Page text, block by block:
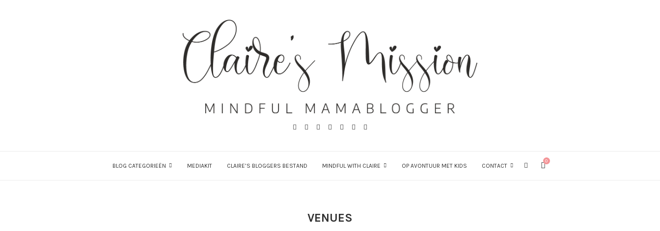
BLOG CATEGORIEËN MEDIAKIT CLAIRE’S BLOGGERS BESTAND MINDFUL WITH CLAIRE OP AVONTUUR MET KIDS CONTACT
0
VENUES